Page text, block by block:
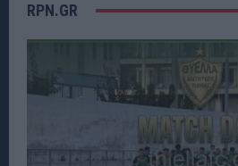
RPN.GR